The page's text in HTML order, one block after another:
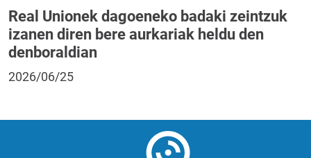
Real Unionek dagoeneko badaki zeintzuk
izanen diren bere aurkariak heldu den
denboraldian
2026/06/25